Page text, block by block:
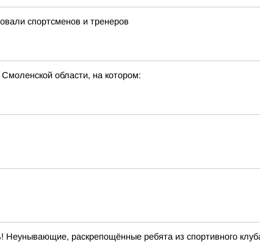
спортсменов и тренеров
области, на котором:
раскрепощённые ребята из спортивного